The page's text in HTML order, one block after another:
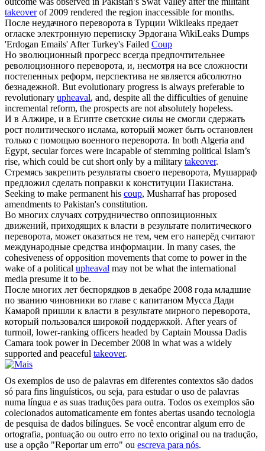
takeoverof 2009 rendered the region inaccessible for months.
После неудачного переворота в Турции Wikileaks предает
огласке электронную переписку Эрдогана WikiLeaks Dumps
'Erdogan Emails' After Turkey's Failed Coup
Но эволюционный прогресс всегда предпочтительнее
революционного переворота, и, несмотря на все сложности
постепенных реформ, перспектива не является абсолютно
безнадежной. But evolutionary progress is always preferable to
revolutionary upheaval, and, despite all the difficulties of genuine
incremental reform, the prospects are not absolutely hopeless.
И в Алжире, и в Египте светские силы не смогли сдержать
рост политического ислама, который может быть остановлен
только с помощью военного переворота. In both Algeria and
Egypt, secular forces were incapable of stemming political Islam’s
rise, which could be cut short only by a military takeover.
Стремясь закрепить результаты своего переворота, Мушарраф
предложил сделать поправки к конституции Пакистана.
Seeking to make permanent his coup, Musharraf has proposed
amendments to Pakistan's constitution.
Во многих случаях сотрудничество оппозиционных
движений, приходящих к власти в результате политического
переворота, может оказаться не тем, чем его наперёд считают
международные средства информации. In many cases, the
cohesiveness of opposition movements that come to power in the
wake of a political upheaval may not be what the international
media presume it to be.
После многих лет беспорядков в декабре 2008 года младшие
по званию чиновники во главе с капитаном Мусса Дади
Камарой пришли к власти в результате мирного переворота,
который пользовался широкой поддержкой. After years of
turmoil, lower-ranking officers headed by Captain Moussa Dadis
Camara took power in December 2008 in what was a widely
supported and peaceful takeover.
Os exemplos de uso de palavras em diferentes contextos são dados
só para fins linguísticos, ou seja, para estudar o uso de palavras
numa língua e as suas traduções para outra. Todos os exemplos são
colecionados automaticamente em fontes abertas usando tecnologia
de pesquisa de dados bilíngues. Se você encontrar algum erro de
ortografia, pontuação ou outro erro no texto original ou na tradução,
use a opção "Reportar um erro" ou escreva para nós.